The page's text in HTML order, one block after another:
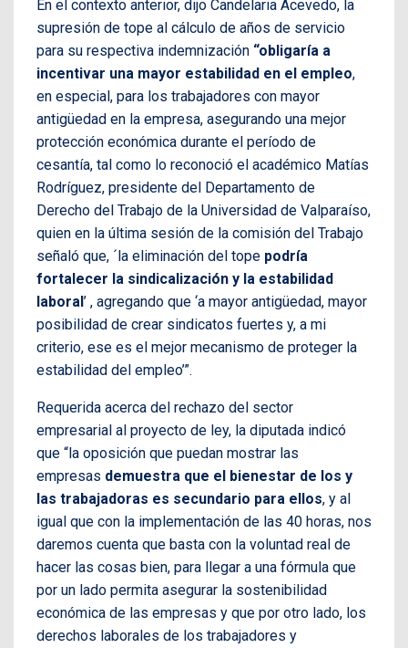
En el contexto anterior, dijo Candelaria Acevedo, la
supresión de tope al cálculo de años de servicio
para su respectiva indemnización “obligaría a
incentivar una mayor estabilidad en el empleo,
en especial, para los trabajadores con mayor
antigüedad en la empresa, asegurando una mejor
protección económica durante el período de
cesantía, tal como lo reconoció el académico Matías
Rodríguez, presidente del Departamento de
Derecho del Trabajo de la Universidad de Valparaíso,
quien en la última sesión de la comisión del Trabajo
señaló que, ´la eliminación del tope podría
fortalecer la sindicalización y la estabilidad
laboral’ , agregando que ‘a mayor antigüedad, mayor
posibilidad de crear sindicatos fuertes y, a mi
criterio, ese es el mejor mecanismo de proteger la
estabilidad del empleo’”.
Requerida acerca del rechazo del sector
empresarial al proyecto de ley, la diputada indicó
que “la oposición que puedan mostrar las
empresas demuestra que el bienestar de los y
las trabajadoras es secundario para ellos, y al
igual que con la implementación de las 40 horas, nos
daremos cuenta que basta con la voluntad real de
hacer las cosas bien, para llegar a una fórmula que
por un lado permita asegurar la sostenibilidad
económica de las empresas y que por otro lado, los
derechos laborales de los trabajadores y